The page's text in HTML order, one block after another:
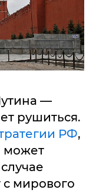
—
рушиться.
РФ,
может
с мирового